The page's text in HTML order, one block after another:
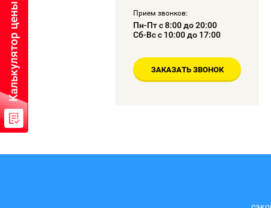
Калькулятор цены Прием звонков:
Пн-Пт с 8:00 до 20:00
Сб-Вс с 10:00 до 17:00
ЗАКАЗАТЬ ЗВОНОК